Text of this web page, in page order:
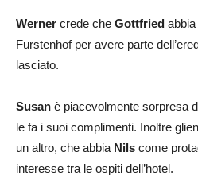
Werner crede che Gottfried
Furstenhof per avere parte
lasciato.
Susan è piacevolmente sorpresa
le fa i suoi complimenti. Inoltre
un altro, che abbia Nils come
interesse tra le ospiti dell’hotel.